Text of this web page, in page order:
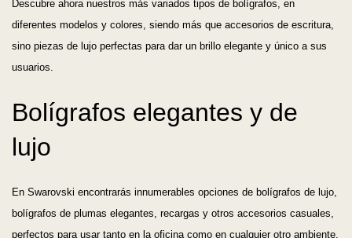
Descubre ahora nuestros más variados tipos de bolígrafos, en
diferentes modelos y colores, siendo más que accesorios de escritura,
sino piezas de lujo perfectas para dar un brillo elegante y único a sus
usuarios.
Bolígrafos elegantes y de
lujo
En Swarovski encontrarás innumerables opciones de bolígrafos de lujo,
bolígrafos de plumas elegantes, recargas y otros accesorios casuales,
perfectos para usar tanto en la oficina como en cualquier otro ambiente,